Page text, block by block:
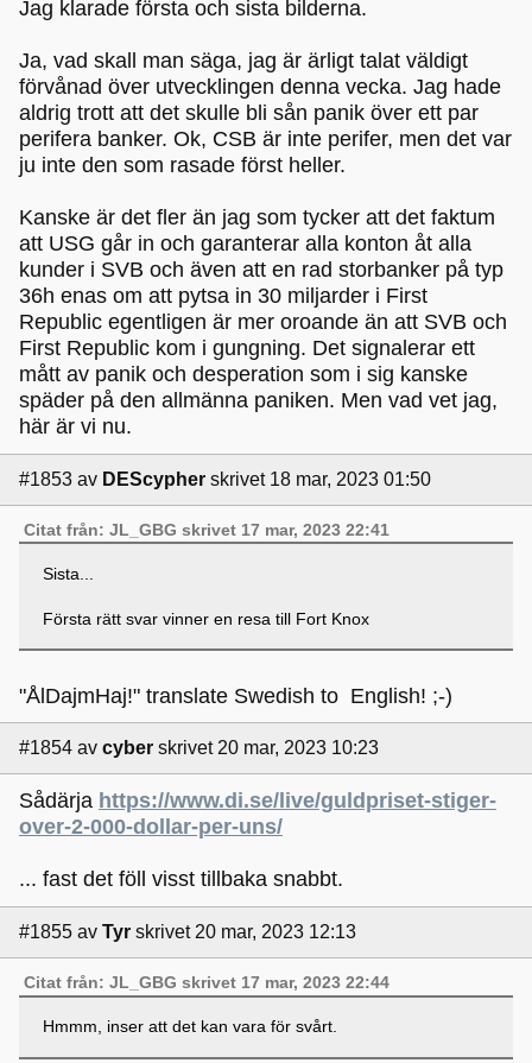
Jag klarade första och sista bilderna.
Ja, vad skall man säga, jag är ärligt talat väldigt
förvånad över utvecklingen denna vecka. Jag hade
aldrig trott att det skulle bli sån panik över ett par
perifera banker. Ok, CSB är inte perifer, men det var
ju inte den som rasade först heller.
Kanske är det fler än jag som tycker att det faktum
att USG går in och garanterar alla konton åt alla
kunder i SVB och även att en rad storbanker på typ
36h enas om att pytsa in 30 miljarder i First
Republic egentligen är mer oroande än att SVB och
First Republic kom i gungning. Det signalerar ett
mått av panik och desperation som i sig kanske
späder på den allmänna paniken. Men vad vet jag,
här är vi nu.
#1853 av DEScypher skrivet 18 mar, 2023 01:50
Citat från: JL_GBG skrivet 17 mar, 2023 22:41
Sista...
Första rätt svar vinner en resa till Fort Knox
"ÅlDajmHaj!" translate Swedish to English! ;-)
#1854 av cyber skrivet 20 mar, 2023 10:23
Sådärja https://www.di.se/live/guldpriset-stiger-
over-2-000-dollar-per-uns/
... fast det föll visst tillbaka snabbt.
#1855 av Tyr skrivet 20 mar, 2023 12:13
Citat från: JL_GBG skrivet 17 mar, 2023 22:44
Hmmm, inser att det kan vara för svårt.